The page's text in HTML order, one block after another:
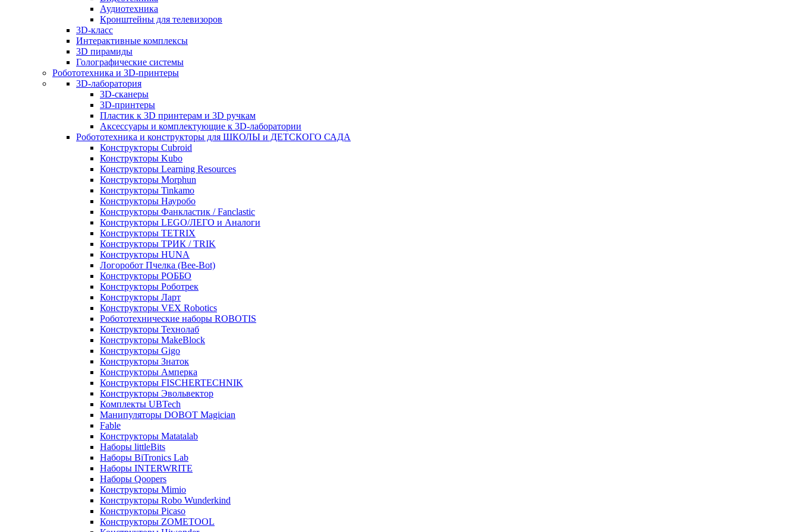
Аудиотехника
Кронштейны для телевизоров
3D-класс
Интерактивные комплексы
3D пирамиды
Голографические системы
Робототехника и 3D-принтеры
3D-лаборатория
3D-сканеры
3D-принтеры
Пластик к 3D принтерам и 3D ручкам
Аксессуары и комплектующие к 3D-лаборатории
Робототехника и конструкторы для ШКОЛЫ и ДЕТСКОГО САДА
Конструкторы Cubroid
Конструкторы Kubo
Конструкторы Learning Resources
Конструкторы Morphun
Конструкторы Tinkamo
Конструкторы Науробо
Конструкторы Фанкластик / Fanclastic
Конструкторы LEGO/ЛЕГО и Аналоги
Конструкторы TETRIX
Конструкторы ТРИК / TRIK
Конструкторы HUNA
Логоробот Пчелка (Bee-Bot)
Конструкторы РОББО
Конструкторы Роботрек
Конструкторы Ларт
Конструкторы VEX Robotics
Робототехнические наборы ROBOTIS
Конструкторы Технолаб
Конструкторы MakeBlock
Конструкторы Gigo
Конструкторы Знаток
Конструкторы Амперка
Конструкторы FISCHERTECHNIK
Конструкторы Эвольвектор
Комплекты UBTech
Манипуляторы DOBOT Magician
Fable
Конструкторы Matatalab
Наборы littleBits
Наборы BiTronics Lab
Наборы INTERWRITE
Наборы Qoopers
Конструкторы Mimio
Конструкторы Robo Wunderkind
Конструкторы Picaso
Конструкторы ZOMETOOL